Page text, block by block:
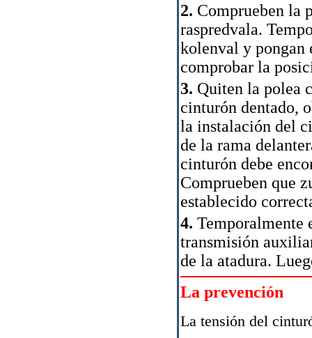
2. Comprueben la
raspredvala.
kolenval y pongan
comprobar la
3. Quiten la polea
cinturón dentado,
la instalación del
de la rama
cinturón debe
Comprueben que
establecido
4. Temporalmente
transmisión
de la atadura.
La prevención
La tensión del